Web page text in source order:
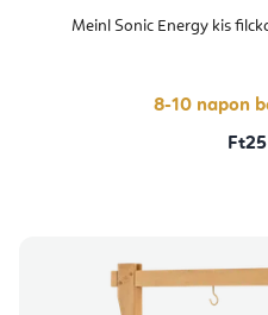
Meinl Sonic Energy kis
8-10 napon